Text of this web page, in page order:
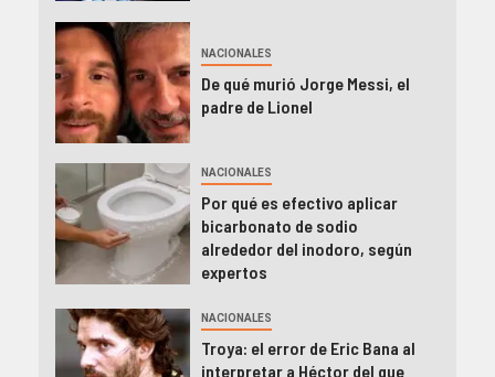
NACIONALES
De qué murió Jorge Messi, el
padre de Lionel
NACIONALES
Por qué es efectivo aplicar
bicarbonato de sodio
alrededor del inodoro, según
expertos
NACIONALES
Troya: el error de Eric Bana al
interpretar a Héctor del que